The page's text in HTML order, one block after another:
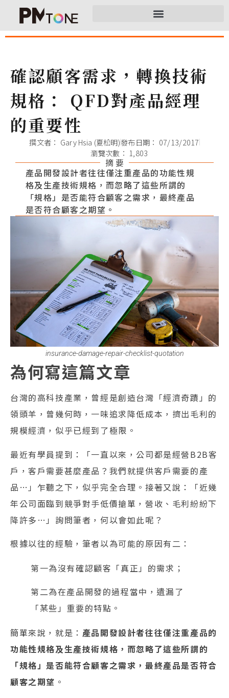
確認顧客需求，轉換技術
規格： QFD對產品經理
的重要性
撰文者： Gary Hsia (夏松明)發布日期： 07/13/2017
瀏覽次數： 1,803
摘 要
產品開發設計者往往僅注重產品的功能性規
格及生產技術規格，而忽略了這些所謂的
「規格」是否能符合顧客之需求，最終產品
是否符合顧客之期望。
insurance-damage-repair-checklist-quotation
為何寫這篇文章
台灣的高科技產業，曾經是創造台灣「經濟奇蹟」的
領頭羊，曾幾何時，一味追求降低成本，擠出毛利的
規模經濟，似乎已經到了極限。
最近有學員提到：「一直以來，公司都是經營B2B客
戶，客戶需要甚麼產品？我們就提供客戶需要的產
品…」乍聽之下，似乎完全合理。接著又說：「近幾
年公司面臨到競爭對手低價搶單，營收、毛利紛紛下
降許多…」詢問筆者，何以會如此呢？
根據以往的經驗，筆者以為可能的原因有二：
第一為沒有確認顧客「真正」的需求；
第二為在產品開發的過程當中，遺漏了
「某些」重要的特點。
簡單來說，就是： 產品開發設計者往往僅注重產品的
功能性規格及生產技術規格，而忽略了這些所謂的
「規格」是否能符合顧客之需求，最終產品是否符合
顧客之期望 。